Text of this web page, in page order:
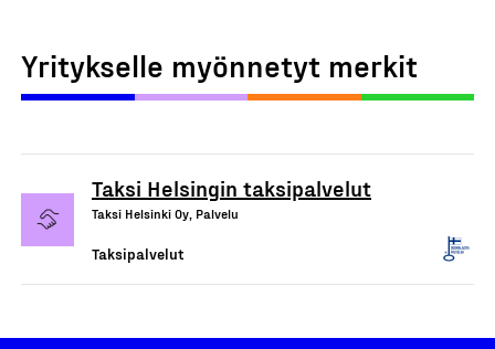
Yritykselle myönnetyt merkit
Taksi Helsingin taksipalvelut
Taksi Helsinki Oy, Palvelu
Taksipalvelut